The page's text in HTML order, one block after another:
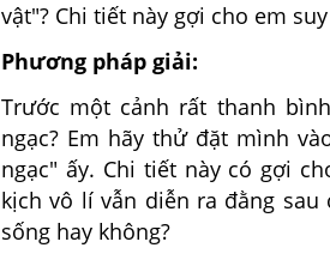
vật"? Chi tiết này gợi cho em
Phương pháp giải:
Trước một cảnh rất thanh
ngạc? Em hãy thử đặt mình
ngạc" ấy. Chi tiết này có gợi
kịch vô lí vẫn diễn ra đằng
sống hay không?